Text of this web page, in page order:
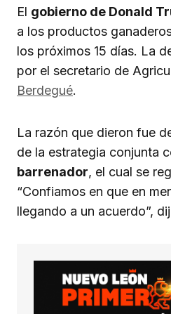
El gobierno de Donald
a los productos
los próximos 15 días. La
por el secretario de
Berdegué.
La razón que dieron fue
de la estrategia conjunta
barrenador, el cual se
“Confiamos en que en
llegando a un acuerdo”,